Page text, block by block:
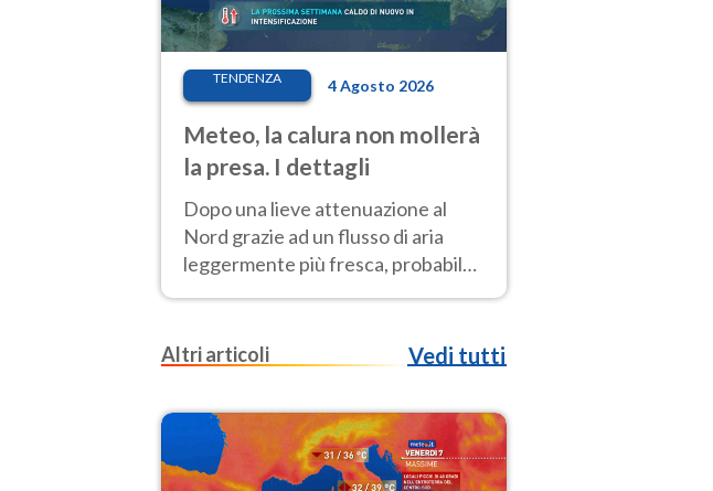
TENDENZA 4 Agosto 2026
Meteo, la calura non mollerà
la presa. I dettagli
Dopo una lieve attenuazione al
Nord grazie ad un flusso di aria
leggermente più fresca, probabile
nuovo rinforzo dell’anticiclone
Altri articoli
Vedi tutti